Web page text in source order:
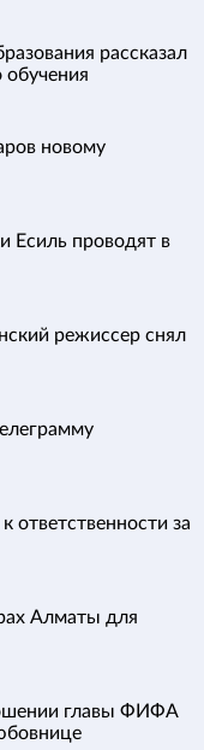
рассказал
обучения
новому
Есиль проводят в
режиссер снял
ответственности за
Алматы для
главы ФИФА